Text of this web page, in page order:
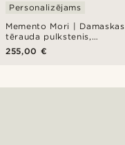
Memento Mori | Damaskas
tērauda pulkstenis,
galvaskausa motīvs
Personalizējams
255,00 €